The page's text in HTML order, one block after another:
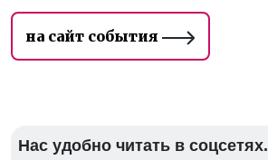
на сайт события
Нас удобно читать в соцсетях.